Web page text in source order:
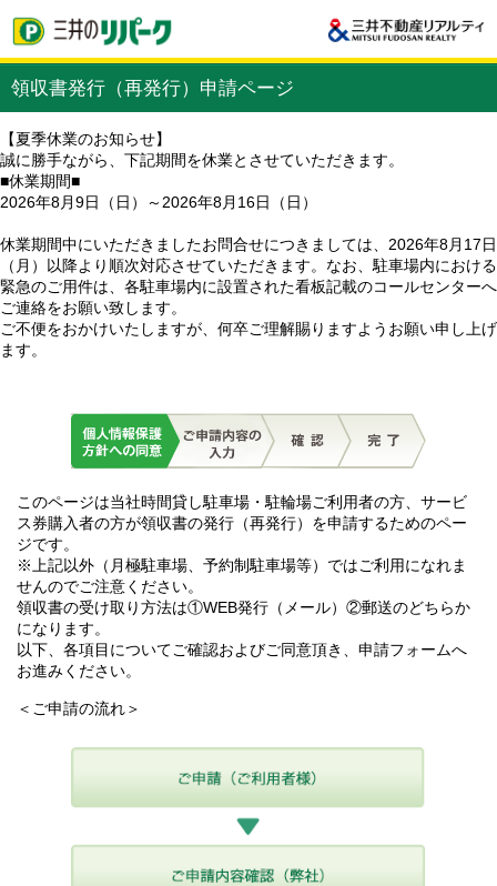
領収書発行（再発行）申請ページ
【夏季休業のお知らせ】
誠に勝手ながら、下記期間を休業とさせていただきます。
■休業期間■
2026年8月9日（日）～2026年8月16日（日）
休業期間中にいただきましたお問合せにつきましては、2026年8月17日
（月）以降より順次対応させていただきます。なお、駐車場内における
緊急のご用件は、各駐車場内に設置された看板記載のコールセンターへ
ご連絡をお願い致します。
ご不便をおかけいたしますが、何卒ご理解賜りますようお願い申し上げ
ます。
このページは当社時間貸し駐車場・駐輪場ご利用者の方、サービ
ス券購入者の方が領収書の発行（再発行）を申請するためのペー
ジです。
※上記以外（月極駐車場、予約制駐車場等）ではご利用になれま
せんのでご注意ください。
領収書の受け取り方法は①WEB発行（メール）②郵送のどちらか
になります。
以下、各項目についてご確認およびご同意頂き、申請フォームへ
お進みください。
＜ご申請の流れ＞